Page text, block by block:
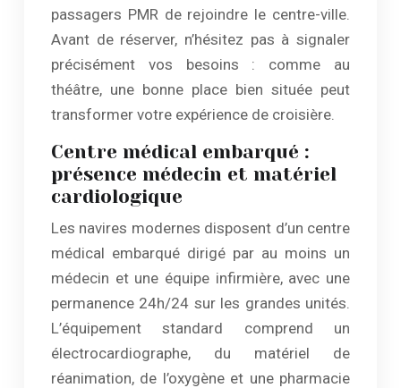
passagers PMR de rejoindre le centre-ville.
Avant de réserver, n’hésitez pas à signaler
précisément vos besoins : comme au
théâtre, une bonne place bien située peut
transformer votre expérience de croisière.
Centre médical embarqué :
présence médecin et matériel
cardiologique
Les navires modernes disposent d’un centre
médical embarqué dirigé par au moins un
médecin et une équipe infirmière, avec une
permanence 24h/24 sur les grandes unités.
L’équipement standard comprend un
électrocardiographe, du matériel de
réanimation, de l’oxygène et une pharmacie